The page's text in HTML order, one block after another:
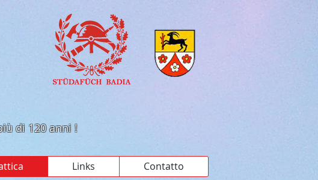
di 120 anni !
Links Contatto